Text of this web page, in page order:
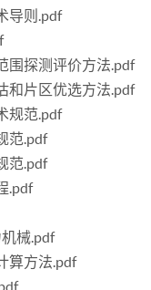
导则.pdf
围探测评价方法.pdf
和片区优选方法.pdf
规范.pdf
范.pdf
范.pdf
.pdf
械.pdf
算方法.pdf